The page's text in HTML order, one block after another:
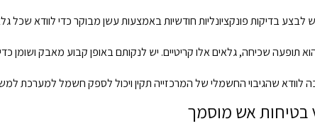
לבצע בדיקות פונקציונליות חודשיות באמצעות עשן מבוקר כדי לוודא שכל
תופעה שכיחה, גלאים אלו קריטיים. יש לנקותם באופן קבוע מאבק ושומן
החשמלי של המרכזייה תקין ויכול לספק חשמל למערכת למשך 24 שעות לפחות במקרה של הפסקת
בטיחות אש מוסמך